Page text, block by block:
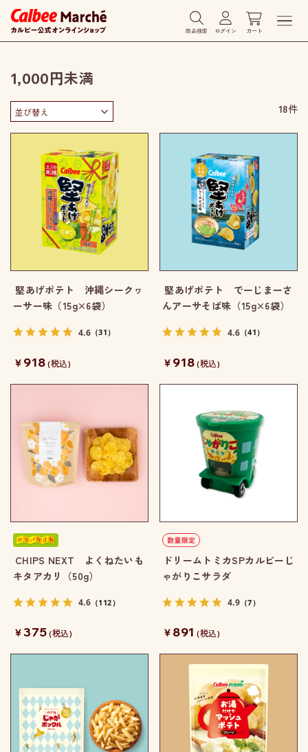
商品検索 ログイン カート
1,000円未満
18件
堅あげポテト 沖縄シークヮ
ーサー味（15g×6袋）
4.6 （31）
￥918 (税込)
堅あげポテト でーじまーさ
んアーサそば味（15g×6袋）
4.6 （41）
￥918 (税込)
CHIPS NEXT よくねたいも
キタアカリ（50g）
4.6 （112）
￥375 (税込)
ドリームトミカSPカルビーじ
ゃがりこサラダ
4.9 （7）
￥891 (税込)